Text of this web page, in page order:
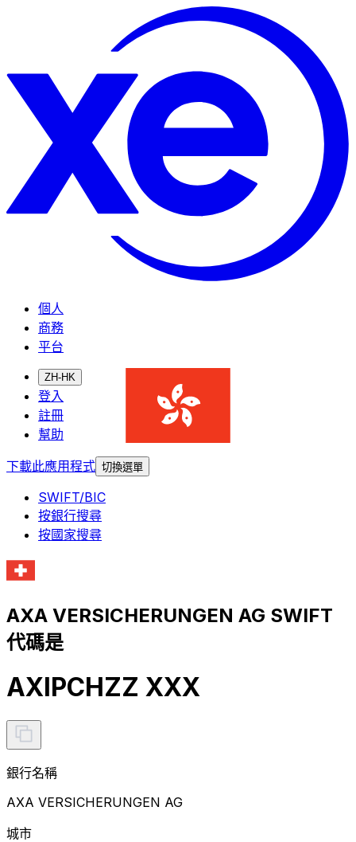
個人
商務
平台
ZH-HK
登入
註冊
幫助
下載此應用程式 切換選單
SWIFT/BIC
按銀行搜尋
按國家搜尋
AXA VERSICHERUNGEN AG SWIFT
代碼是
AXIPCHZZ XXX
銀行名稱
AXA VERSICHERUNGEN AG
城市